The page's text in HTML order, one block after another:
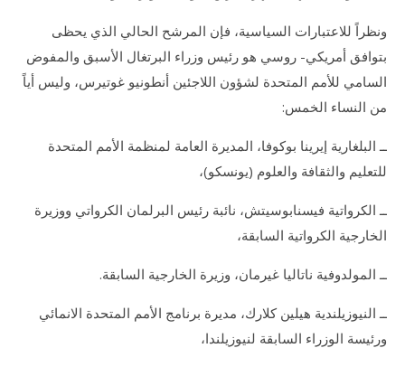
ونظراً للاعتبارات السياسية، فإن المرشح الحالي الذي يحظى
بتوافق أمريكي- روسي هو رئيس وزراء البرتغال الأسبق والمفوض
السامي للأمم المتحدة لشؤون اللاجئين أنطونيو غوتيرس، وليس أياً
من النساء الخمس:
ــ البلغارية إيرينا بوكوفا، المديرة العامة لمنظمة الأمم المتحدة
للتعليم والثقافة والعلوم (يونسكو)،
ــ الكرواتية فيسنابوسيتش، نائبة رئيس البرلمان الكرواتي ووزيرة
الخارجية الكرواتية السابقة،
ــ المولدوفية ناتاليا غيرمان، وزيرة الخارجية السابقة.
ــ النيوزيلندية هيلين كلارك، مديرة برنامج الأمم المتحدة الانمائي
ورئيسة الوزراء السابقة لنيوزيلندا،